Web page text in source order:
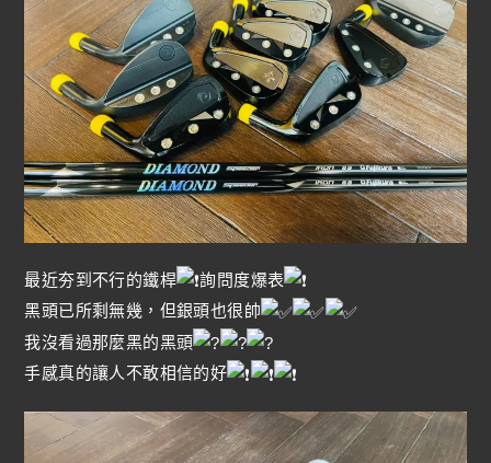
最近夯到不行的鐵桿
詢問度爆表
黑頭已所剩無幾，但銀頭也很帥
我沒看過那麼黑的黑頭
手感真的讓人不敢相信的好